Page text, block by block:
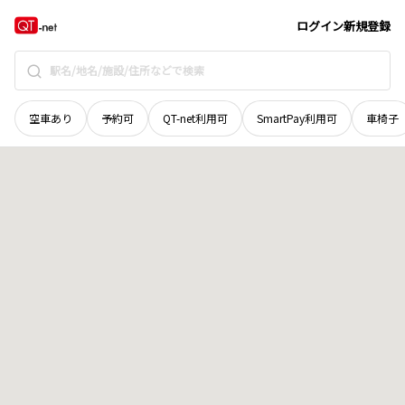
ログイン新規登録
空車あり 予約可 QT-net利用可 SmartPay利用可 車椅子
愛媛県